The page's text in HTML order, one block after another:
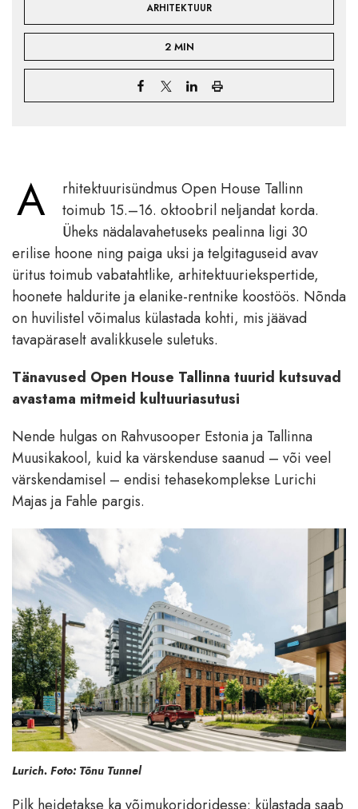
ARHITEKTUUR
2 MIN
A
rhitektuurisündmus Open House Tallinn
toimub 15.–16. oktoobril neljandat korda.
Üheks nädalavahetuseks pealinna ligi 30
erilise hoone ning paiga uksi ja telgitaguseid avav
üritus toimub vabatahtlike, arhitektuuriekspertide,
hoonete haldurite ja elanike-rentnike koostöös. Nõnda
on huvilistel võimalus külastada kohti, mis jäävad
tavapäraselt avalikkusele suletuks.
Tänavused Open House Tallinna tuurid kutsuvad
avastama mitmeid kultuuriasutusi
Nende hulgas on Rahvusooper Estonia ja Tallinna
Muusikakool, kuid ka värskenduse saanud – või veel
värskendamisel – endisi tehasekomplekse Lurichi
Majas ja Fahle pargis.
Lurich. Foto: Tõnu Tunnel
Pilk heidetakse ka võimukoridoridesse: külastada saab